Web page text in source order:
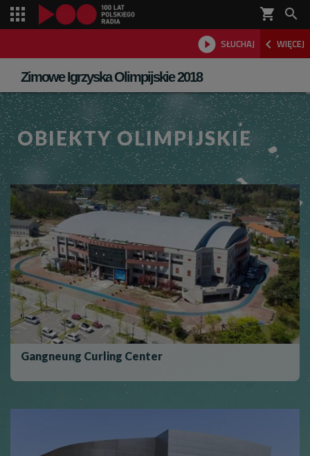
shopping_cart 
 SŁUCHAJ  WIĘCEJ

Zimowe Igrzyska Olimpijskie 2018
OBIEKTY OLIMPIJSKIE
Gangneung Curling Center